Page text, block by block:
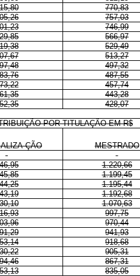
770,83
757,03
746,99
566,97
529,49
513,27
497,32
487,55
457,74
443,28
428,07
POR TITULAÇÃO EM R$
ÇÃO
MESTRADO
1.220,66
1.199,45
1.195,44
1.192,68
1.070,63
997,75
970,44
941,93
918,68
905,31
867,31
835,05